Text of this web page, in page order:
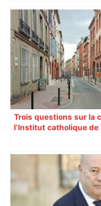
chinoise. Le bonheur
dans la musique.
Trois questions sur la
l’Institut catholique de
Somme, une réunion
évêques protecteurs
catholique de
jeudi 12 octobre de
l’institution.